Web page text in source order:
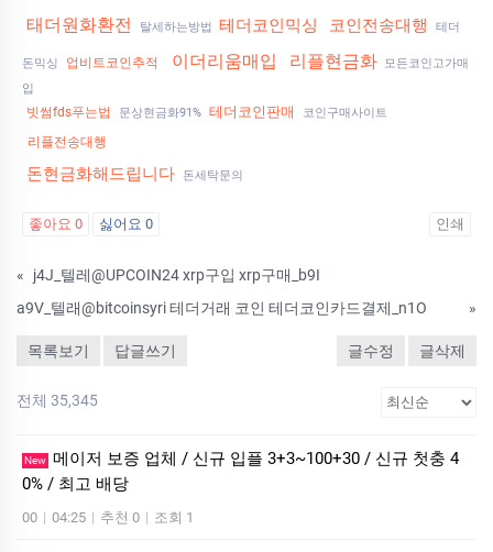
태더원화환전 탈세하는방법 테더코인믹싱 코인전송대행 테더
돈믹싱 업비트코인추적 이더리움매입 리플현금화 모든코인고가매
입
빗썸fds푸는법 문상현금화91% 테더코인판매 코인구매사이트
리플전송대행
돈현금화해드립니다 돈세탁문의
좋아요 0 싫어요 0 인쇄
«
j4J_텔레@UPCOIN24 xrp구입 xrp구매_b9I
a9V_텔래@bitcoinsyri 테더거래 코인 테더코인카드결제_n1O
»
목록보기 답글쓰기 글수정 글삭제
전체 35,345
New 메이저 보증 업체 / 신규 입플 3+3~100+30 / 신규 첫충 4
0% / 최고 배당
00 | 04:25 | 추천 0 | 조회 1